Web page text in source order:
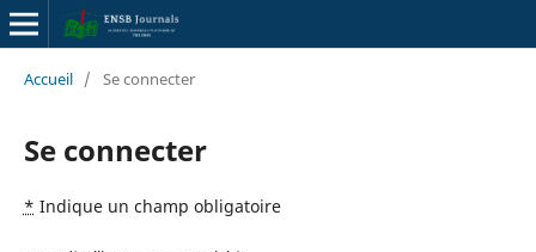
Accueil / Se connecter
Se connecter
* Indique un champ obligatoire